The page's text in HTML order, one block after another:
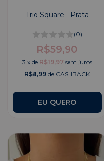
Trio Square - Prata
(0)
R$59,90
3 x de R$19,97 sem juros
R$8,99 de CASHBACK